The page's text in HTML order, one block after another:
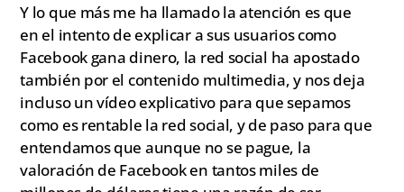
Y lo que más me ha llamado la atención es que
en el intento de explicar a sus usuarios como
Facebook gana dinero, la red social ha apostado
también por el contenido multimedia, y nos deja
incluso un vídeo explicativo para que sepamos
como es rentable la red social, y de paso para que
entendamos que aunque no se pague, la
valoración de Facebook en tantos miles de